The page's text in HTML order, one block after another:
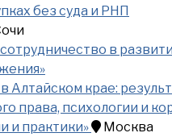
без суда и РНП
в
крае:
права, психологии и
и практики»
Москва